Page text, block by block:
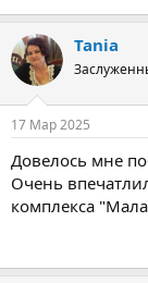
Tania
17 Мар 2025
Довелось мне
Очень
комплекса